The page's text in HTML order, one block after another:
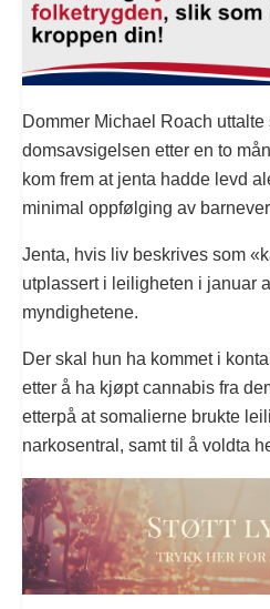
Dommer Michael Roach
domsavsigelsen etter en to
kom frem at jenta hadde levd
minimal oppfølging av
Jenta, hvis liv beskrives som
utplassert i leiligheten i januar
myndighetene.
Der skal hun ha kommet i
etter å ha kjøpt cannabis fra
etterpå at somalierne brukte
narkosentral, samt til å voldta